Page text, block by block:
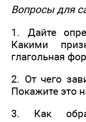
Вопросы для
1. Дайте
Какими
глагольная
2. От чего
Покажите это
3. Как